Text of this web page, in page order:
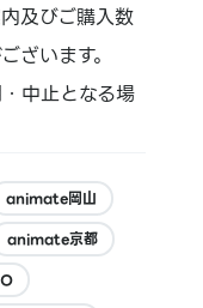
及びご購入数
ざいます。
中止となる場
animate岡山
animate京都